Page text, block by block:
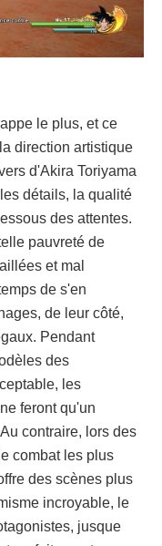
le plus, et ce
direction artistique
d'Akira Toriyama
détails, la qualité
des attentes.
pauvreté de
et mal
de s'en
de leur côté,
Pendant
des
les
feront qu'un
contraire, lors des
combat les plus
des scènes plus
incroyable, le
jusque